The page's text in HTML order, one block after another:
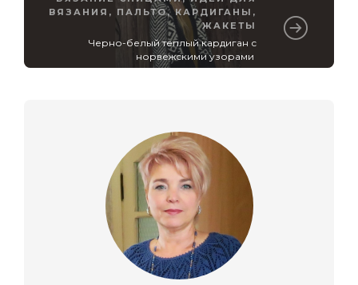
ВЯЗАНИЯ , ПАЛЬТО, КАРДИГАНЫ,
ЖАКЕТЫ
Черно-белый теплый кардиган с
норвежскими узорами